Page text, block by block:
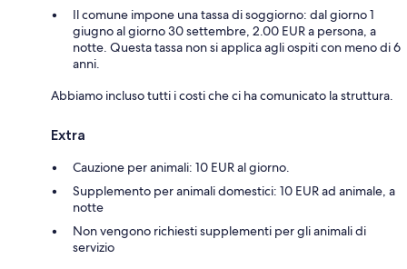
Il comune impone una tassa di soggiorno: dal giorno 1
giugno al giorno 30 settembre, 2.00 EUR a persona, a
notte. Questa tassa non si applica agli ospiti con meno di 6
anni.
Abbiamo incluso tutti i costi che ci ha comunicato la struttura.
Extra
Cauzione per animali: 10 EUR al giorno.
Supplemento per animali domestici: 10 EUR ad animale, a
notte
Non vengono richiesti supplementi per gli animali di
servizio